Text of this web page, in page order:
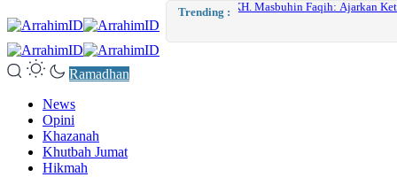
Trending : Artificial
Ramadhan
News
Opini
Khazanah
Khutbah Jumat
Hikmah